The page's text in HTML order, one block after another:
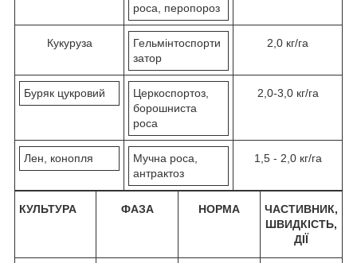
роса, перопороз
Кукуруза
Гельмінтоспорти
затор
2,0 кг/га
Буряк цукровий
Церкоспортоз,
борошниста
роса
2,0-3,0 кг/га
Лен, конопля
Мучна роса,
антрактоз
1,5 - 2,0 кг/га
КУЛЬТУРА ФАЗА НОРМА
ЧАСТИВНИК,
ШВИДКІСТЬ,
ДІЇ